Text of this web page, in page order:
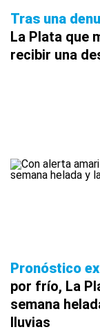
Tras una
La Plata que
recibir una
Pronóstico
por frío, La
semana
lluvias